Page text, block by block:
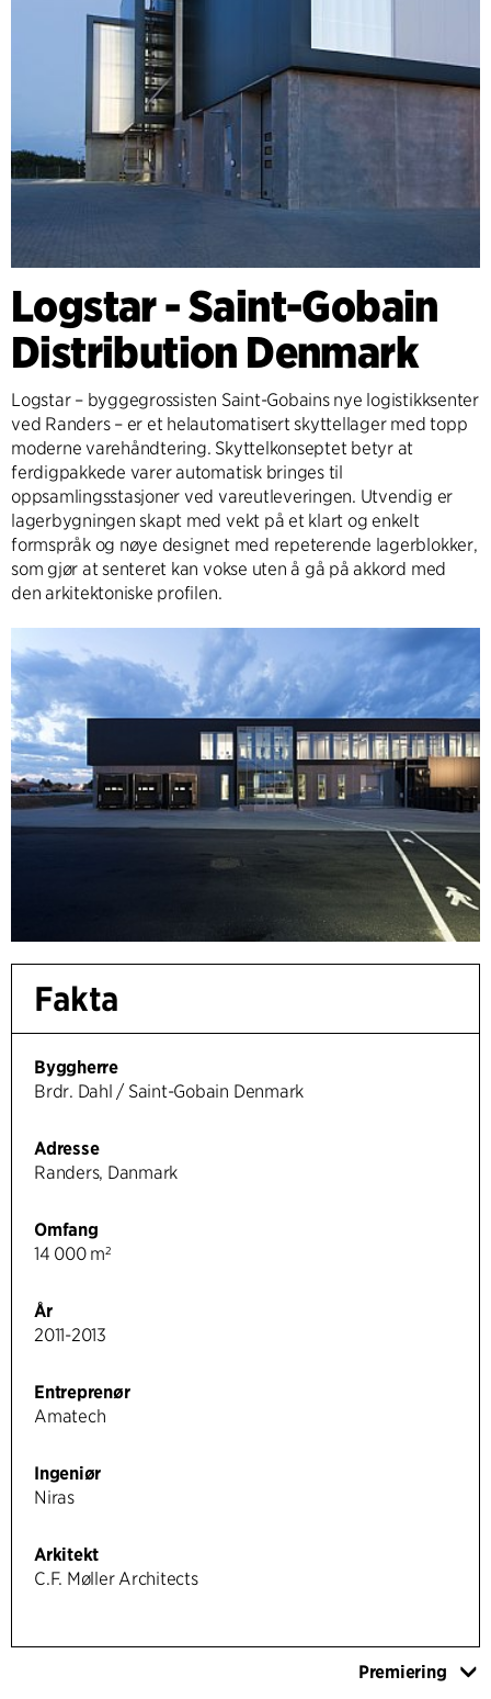
Logstar - Saint-Gobain
Distribution Denmark
Logstar – byggegrossisten Saint-Gobains nye logistikksenter
ved Randers – er et helautomatisert skyttellager med topp
moderne varehåndtering. Skyttelkonseptet betyr at
ferdigpakkede varer automatisk bringes til
oppsamlingsstasjoner ved vareutleveringen. Utvendig er
lagerbygningen skapt med vekt på et klart og enkelt
formspråk og nøye designet med repeterende lagerblokker,
som gjør at senteret kan vokse uten å gå på akkord med
den arkitektoniske profilen.
Fakta
Byggherre
Brdr. Dahl / Saint-Gobain Denmark
Adresse
Randers, Danmark
Omfang
14 000 m²
År
2011-2013
Entreprenør
Amatech
Ingeniør
Niras
Arkitekt
C.F. Møller Architects
Premiering